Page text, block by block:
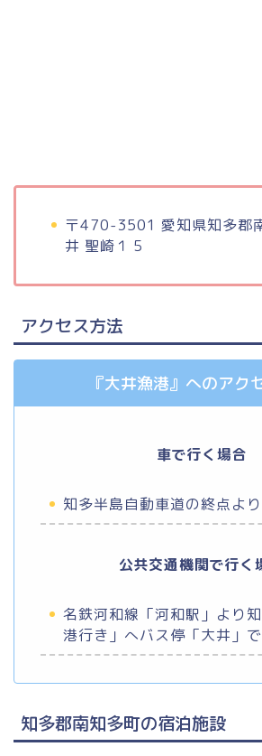
〒470-3501 愛知県知多郡
井 聖崎１５
アクセス方法
『大井漁港』へのアク
車で行く場合
知多半島自動車道の終点よ
公共交通機関で行く
名鉄河和線「河和駅」より
港行き」へバス停「大井」
知多郡南知多町の宿泊施設